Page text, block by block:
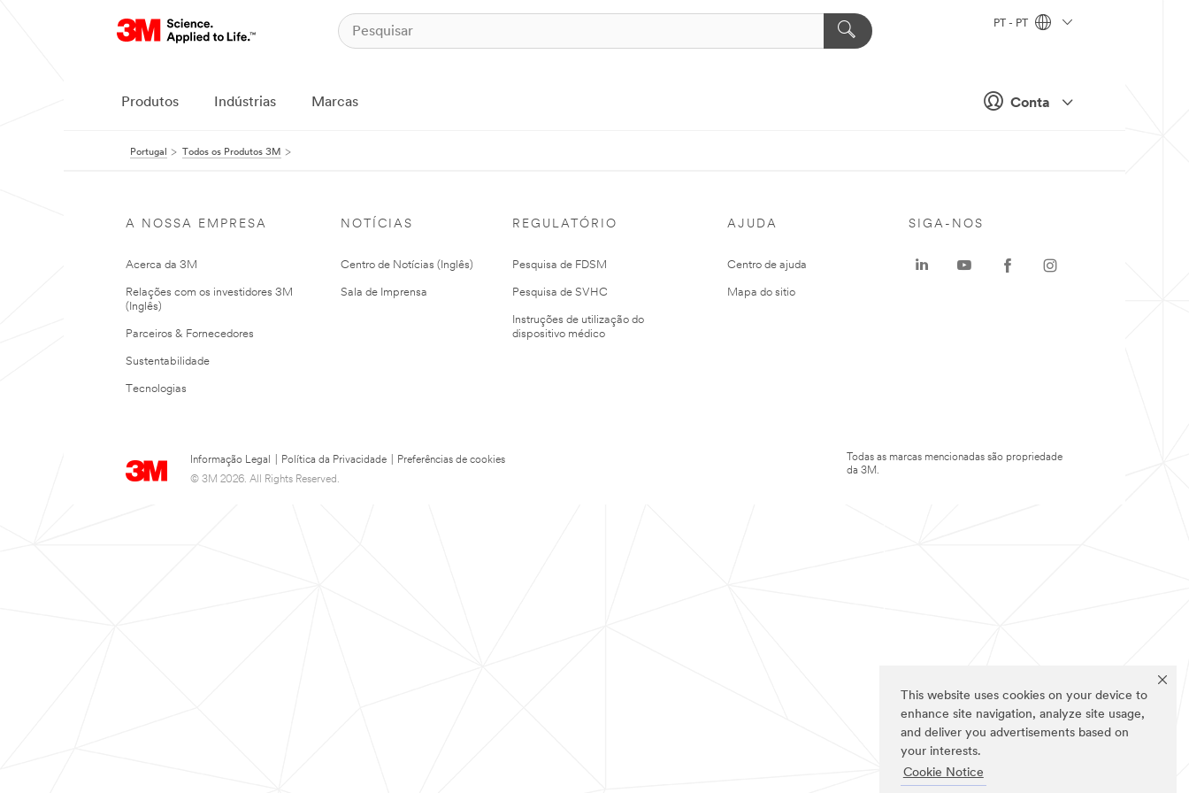
This website uses cookies on your device to
enhance site navigation, analyze site usage,
and deliver you advertisements based on
your interests.
Cookie Notice
Conta
PT - PT
Produtos Indústrias Marcas
Portugal Todos os Produtos 3M
A NOSSA EMPRESA
Acerca da 3M
Relações com os investidores 3M
(Inglês)
Parceiros & Fornecedores
Sustentabilidade
Tecnologias
NOTÍCIAS
Centro de Notícias (Inglês)
Sala de Imprensa
REGULATÓRIO
Pesquisa de FDSM
Pesquisa de SVHC
Instruções de utilização do
dispositivo médico
AJUDA
Centro de ajuda
Mapa do sitio
Informação Legal Política da Privacidade
Preferências de cookies
© 3M 2026. All Rights Reserved.
SIGA-NOS
Todas as marcas mencionadas são propriedade
da 3M.